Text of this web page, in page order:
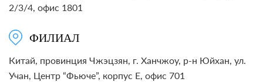
2/3/4, офис 1801
ФИЛИАЛ
Китай, провинция Чжэцзян, г. Ханчжоу, р-н Юйхан, ул.
Учан, Центр “Фьюче”, корпус E, офис 701